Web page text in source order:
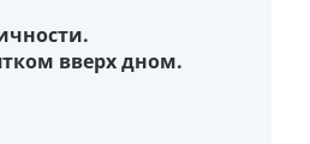
вверх дном.